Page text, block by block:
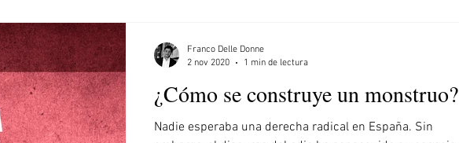
¿Cómo se construye un monstruo?
Nadie esperaba una derecha radical en España. Sin
Franco Delle Donne
2 nov 2020
1 min de lectura